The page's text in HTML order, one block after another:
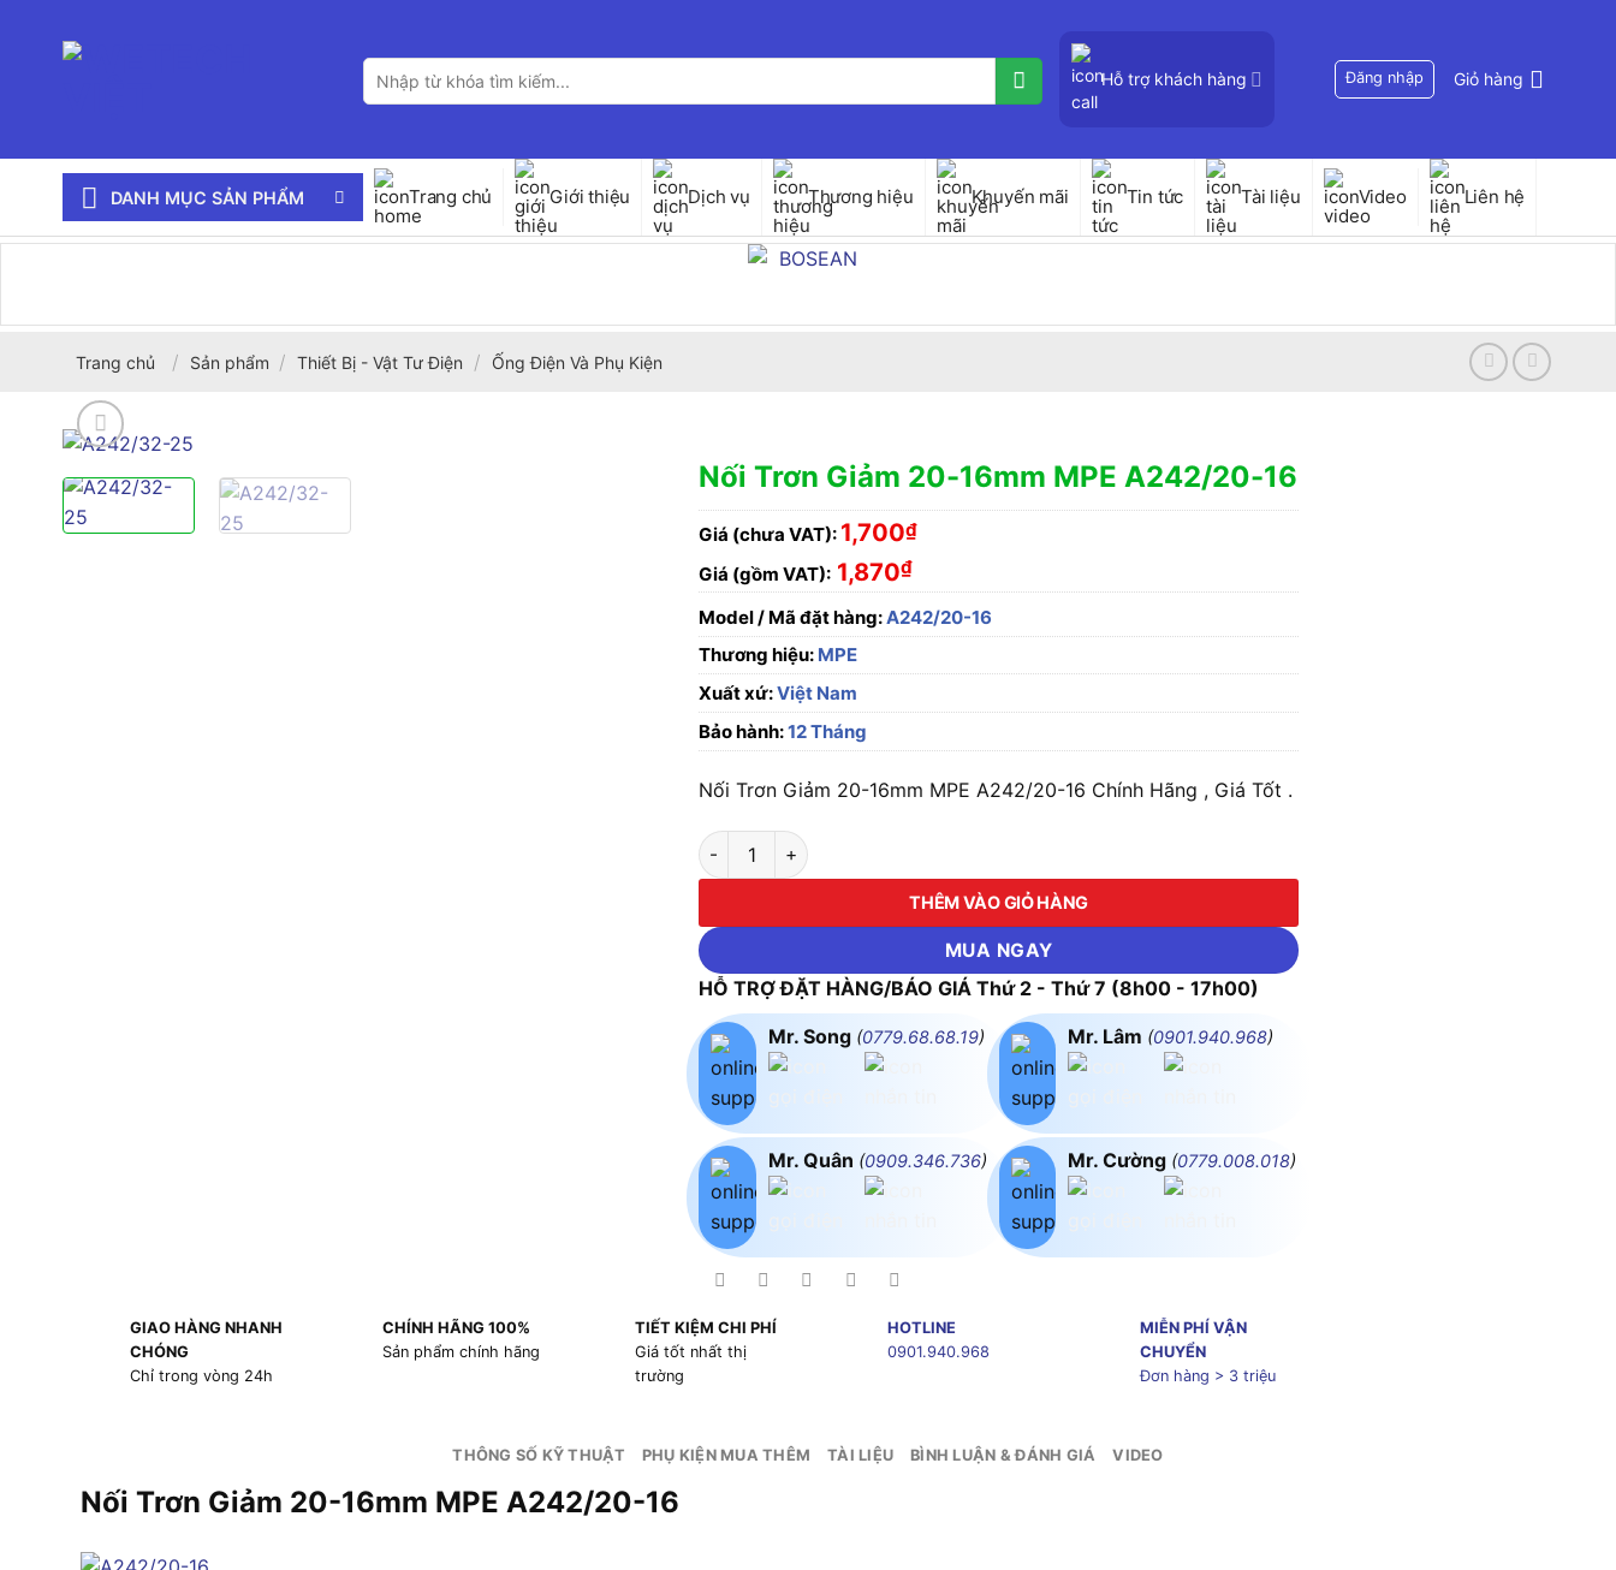
Tìm
kiếm:
Hỗ trợ khách hàng Đăng nhập Giỏ hàng
DANH MỤC SẢN PHẨM Trang chủ Giới thiệu Dịch vụ Thương hiệu Khuyến mãi Tin tức Tài liệu Video Liên hệ
Trang chủ / Sản phẩm / Thiết Bị - Vật Tư Điện / Ống Điện Và Phụ Kiện
Nối Trơn Giảm 20-16mm MPE A242/20-16
Giá (chưa VAT): 1,700₫
Giá (gồm VAT): 1,870₫
Model / Mã đặt hàng:A242/20-16
Thương hiệu: MPE
Xuất xứ:Việt Nam
Bảo hành:12 Tháng
Nối Trơn Giảm 20-16mm MPE A242/20-16 Chính Hãng , Giá Tốt .
Nối Trơn Giảm 20-16mm MPE A242/20-16 số lượng
THÊM VÀO GIỎ HÀNG
MUA NGAY
HỖ TRỢ ĐẶT HÀNG/BÁO GIÁ Thứ 2 - Thứ 7 (8h00 - 17h00)
Mr. Song (0779.68.68.19)
Mr. Quân (0909.346.736)
Mr. Lâm (0901.940.968)
Mr. Cường (0779.008.018)
GIAO HÀNG NHANH
CHÓNG
Chỉ trong vòng 24h
CHÍNH HÃNG 100%
Sản phẩm chính hãng
TIẾT KIỆM CHI PHÍ
Giá tốt nhất thị
trường
HOTLINE
0901.940.968
MIỄN PHÍ VẬN
CHUYỂN
Đơn hàng > 3 triệu
THÔNG SỐ KỸ THUẬT PHỤ KIỆN MUA THÊM TÀI LIỆU BÌNH LUẬN & ĐÁNH GIÁ VIDEO
Nối Trơn Giảm 20-16mm MPE A242/20-16